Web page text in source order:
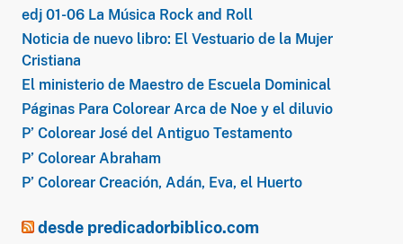
edj 01-06 La Música Rock and Roll
Noticia de nuevo libro: El Vestuario de la Mujer
Cristiana
El ministerio de Maestro de Escuela Dominical
Páginas Para Colorear Arca de Noe y el diluvio
P’ Colorear José del Antiguo Testamento
P’ Colorear Abraham
P’ Colorear Creación, Adán, Eva, el Huerto
desde predicadorbiblico.com